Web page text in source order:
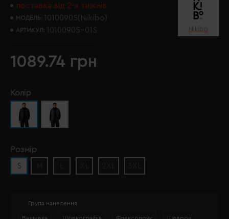
поставка від 2-х тижнів
МОДЕЛЬ: 10100905(Nikibo)
АРТИКУЛ: 10100905-01S Nikibo
1089.74 грн
Колір
Розмір
S
Група нанесення